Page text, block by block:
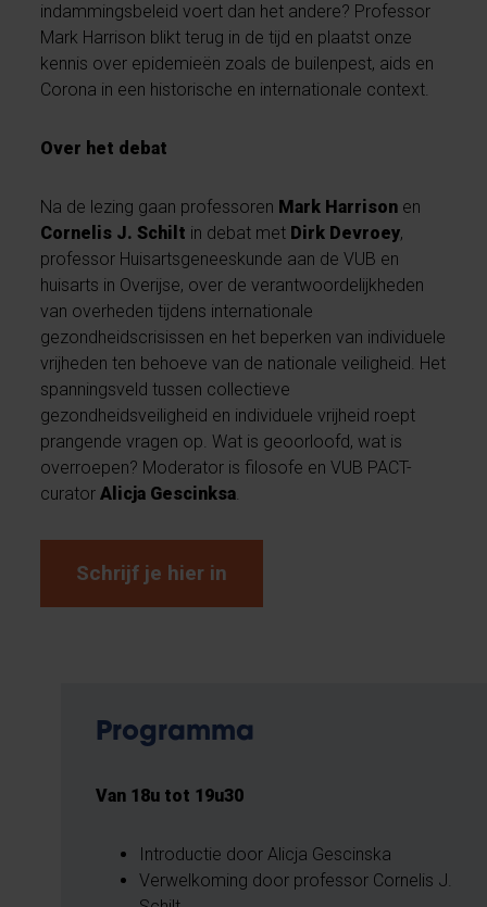
indammingsbeleid voert dan het andere? Professor
Mark Harrison blikt terug in de tijd en plaatst onze
kennis over epidemieën zoals de builenpest, aids en
Corona in een historische en internationale context.
Over het debat
Na de lezing gaan professoren Mark Harrison en
Cornelis J. Schilt in debat met Dirk Devroey,
professor Huisartsgeneeskunde aan de VUB en
huisarts in Overijse, over de verantwoordelijkheden
van overheden tijdens internationale
gezondheidscrisissen en het beperken van individuele
vrijheden ten behoeve van de nationale veiligheid. Het
spanningsveld tussen collectieve
gezondheidsveiligheid en individuele vrijheid roept
prangende vragen op. Wat is geoorloofd, wat is
overroepen? Moderator is filosofe en VUB PACT-
curator Alicja Gescinksa.
Schrijf je hier in
Programma
Van 18u tot 19u30
Introductie door Alicja Gescinska
Verwelkoming door professor Cornelis J.